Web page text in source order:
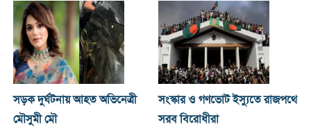
সড়ক দুর্ঘটনায় আহত অভিনেত্রী
মৌসুমী মৌ
সংস্কার ও গণভোট ইস্যুতে রাজপথে
সরব বিরোধীরা